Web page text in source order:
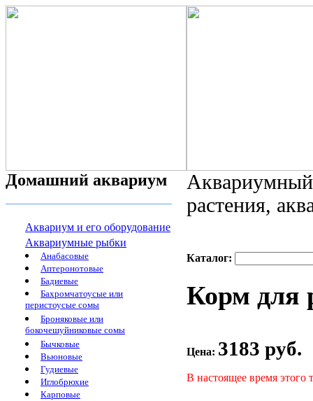
Домашний аквариум
Аквариум и его оборудование
Аквариумные рыбки
Анабасовые
Аптеронотовые
Бадиевые
Бахромчатоусые или
перистоусые сомы
Броняковые или
бокочешуйниковые сомы
Бычковые
Вьюновые
Гудиевые
Иглобрюхие
Карповые
растения,
Каталог:
Корм для
Цена: 3183 руб.
В настоящее время этого